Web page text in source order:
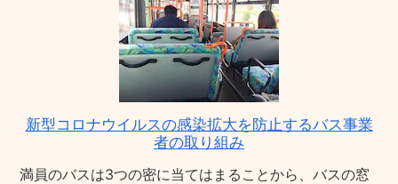
新型コロナウイルスの感染拡大を防止するバス事業
者の取り組み
満員のバスは3つの密に当てはまることから、バスの窓